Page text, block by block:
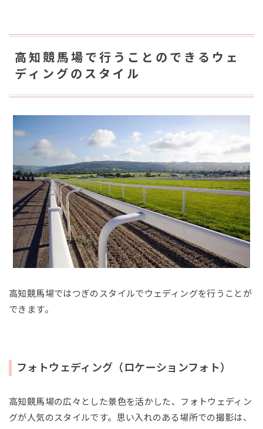
高知競馬場で行うことのできるウェ
ディングのスタイル
高知競馬場ではつぎのスタイルでウェディングを行うことが
できます。
フォトウェディング（ロケーションフォト）
高知競馬場の広々とした景色を活かした、フォトウェディン
グが人気のスタイルです。思い入れのある場所での撮影は、